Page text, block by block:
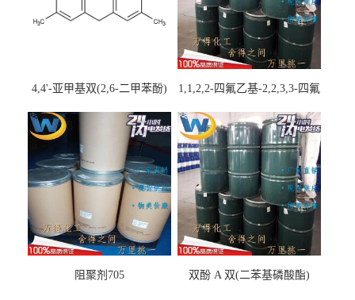
4,4'-亚甲基双(2,6-二甲苯酚)
1,1,2,2-四氟乙基-2,2,3,3-四氟
阻聚剂705 双酚 A 双(二苯基磷酸酯)